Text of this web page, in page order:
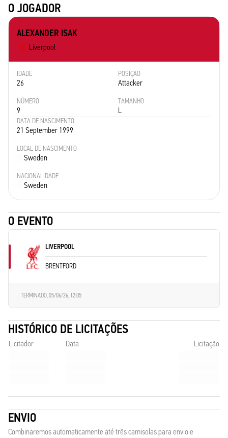
O JOGADOR
ALEXANDER ISAK
Liverpool
IDADE
26
POSIÇÃO
Attacker
NÚMERO
9
TAMANHO
L
DATA DE NASCIMENTO
21 September 1999
LOCAL DE NASCIMENTO
Sweden
NACIONALIDADE
Sweden
O EVENTO
LIVERPOOL
BRENTFORD
TERMINADO,05/06/26, 12:05
HISTÓRICO DE LICITAÇÕES
Licitador Data Licitação
ENVIO
Combinaremos automaticamente até três camisolas para envio e